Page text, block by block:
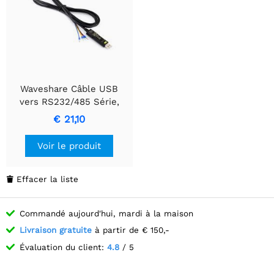
Waveshare Câble USB
vers RS232/485 Série,
Puce Originale FT232RNL,
Indicateurs d'Alimentation
et de Signal Intégrés,
Compatible Multi-OS &
€ 21,10
Voir le produit
 Effacer la liste
Commandé aujourd'hui, mardi à la maison
Livraison gratuite à partir de € 150,-
Évaluation du client: 4.8 / 5